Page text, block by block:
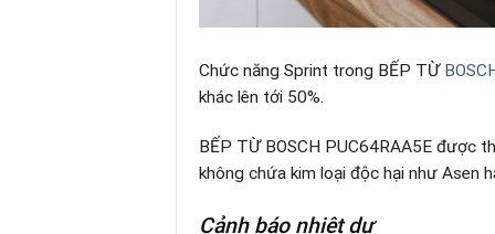
Chức năng Sprint trong BẾP TỪ
khác lên tới 50%.
BẾP TỪ BOSCH PUC64RAA5E được
không chứa kim loại độc hại như Asen
Cảnh báo nhiệt dư